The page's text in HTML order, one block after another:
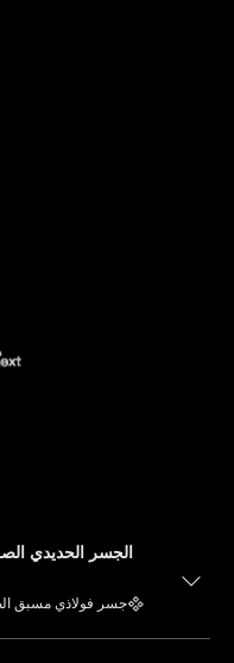
الجسر الحديدي
جسر فولاذي مسبق